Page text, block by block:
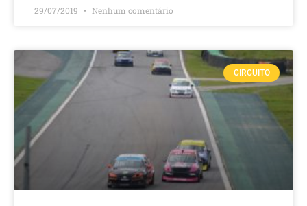
29/07/2019 Nenhum comentário
CIRCUITO